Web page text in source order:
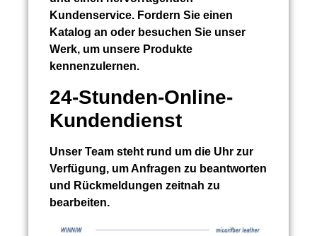
Kundenservice. Fordern Sie einen
Katalog an oder besuchen Sie unser
Werk, um unsere Produkte
kennenzulernen.
24-Stunden-Online-
Kundendienst
Unser Team steht rund um die Uhr zur
Verfügung, um Anfragen zu beantworten
und Rückmeldungen zeitnah zu
bearbeiten.